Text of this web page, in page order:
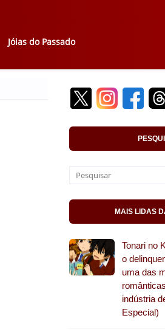
Jóias do Passado
MAIS LIDAS
Tonari no
o
uma das
indústria
Especial)